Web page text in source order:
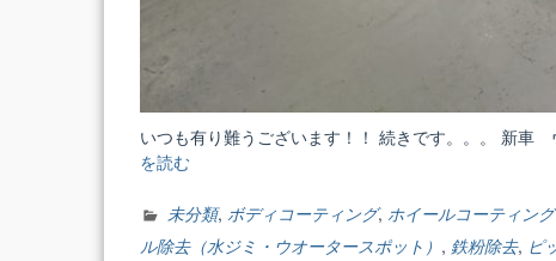
いつも有り難うございます！！ 続きです。。。 新
を読む
編
③”
未分類, ボディコーティング, ホイールコーティング
ル除去（水ジミ・ウオータースポット） , 鉄粉除去, ピ